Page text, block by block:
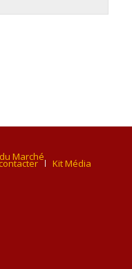
Marché
Kit Média